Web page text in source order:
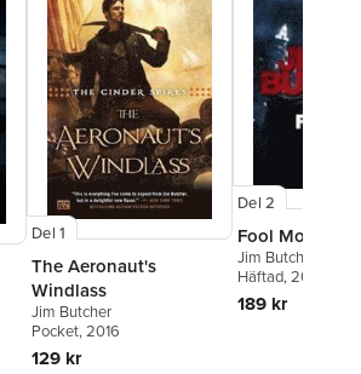
Del 1
The Aeronaut's
Windlass
Jim Butcher
Pocket, 2016
129 kr
Del 2
Fool Moon
Jim Butcher
Häftad, 2011
189 kr